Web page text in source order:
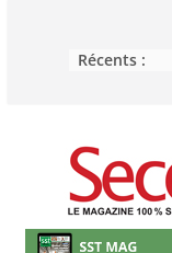
Récents :